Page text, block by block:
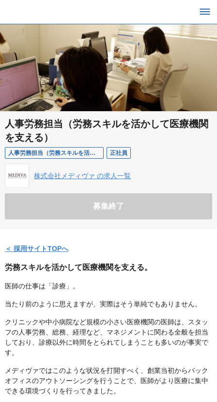
人事労務担当（労務スキルを活かして医療機関
を支える）
人事労務担当（労務スキルを活かして医療機関を支える） 正社員
株式会社メディヴァ の求人一覧
募集終了
＜ 採用サイトTOPへ
労務スキルを活かして医療機関を支える。
医師の仕事は「診療」。
当たり前のように思えますが、実際はそう単純でもありません。
クリニックや中小病院など規模の小さい医療機関の医師は、スタッ
フの人事労務、総務、経理など、マネジメントに関わる全般を担当
しており、診療以外に時間をとられてしまうことも多いのが事実で
す。
メディヴァではこのような状況を打開すべく、創業当初からバック
オフィスのアウトソーシングを行うことで、医師がより医療に集中
できる環境づくりを行ってきました。